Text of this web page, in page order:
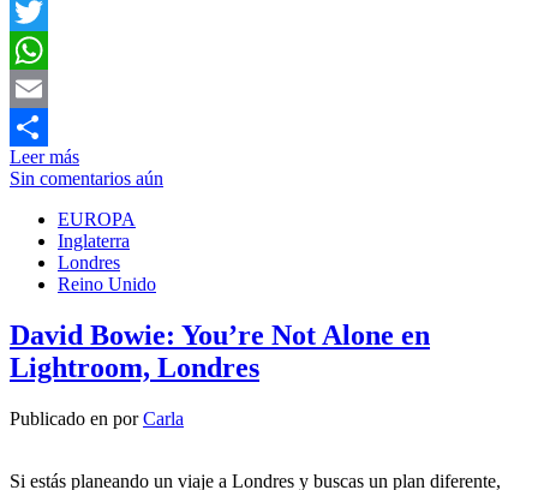
Facebook
Twitter
WhatsApp
Email
Compartir
Leer más
Sin comentarios aún
EUROPA
Inglaterra
Londres
Reino Unido
David Bowie: You’re Not Alone en
Lightroom, Londres
Publicado en porCarla
Si estás planeando un viaje a Londres y buscas un plan diferente,